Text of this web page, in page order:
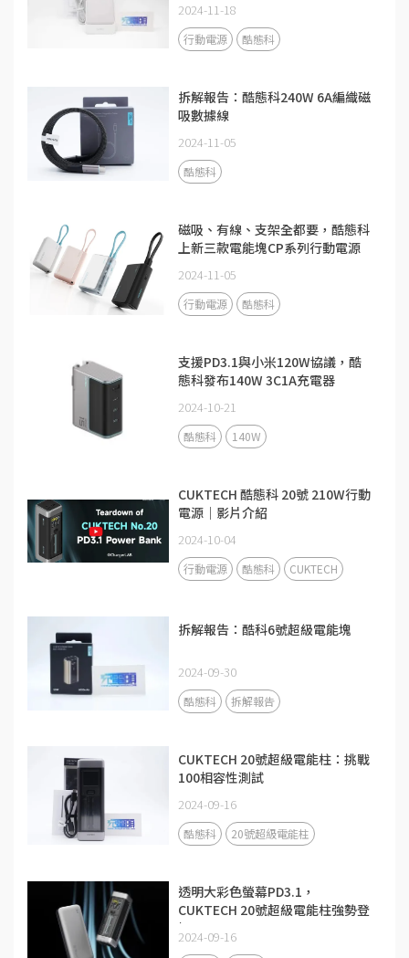
2024-11-18
行動電源 酷態科
拆解報告：酷態科240W 6A編織磁
吸數據線
2024-11-05
酷態科
磁吸、有線、支架全都要，酷態科
上新三款電能塊CP系列行動電源
2024-11-05
行動電源 酷態科
支援PD3.1與小米120W協議，酷
態科發布140W 3C1A充電器
2024-10-21
酷態科 140W
CUKTECH 酷態科 20號 210W行動
電源｜影片介紹
2024-10-04
行動電源 酷態科 CUKTECH
拆解報告：酷科6號超級電能塊
2024-09-30
酷態科 拆解報告
CUKTECH 20號超級電能柱：挑戰
100相容性測試
2024-09-16
酷態科 20號超級電能柱
透明大彩色螢幕PD3.1，
CUKTECH 20號超級電能柱強勢登
場
2024-09-16